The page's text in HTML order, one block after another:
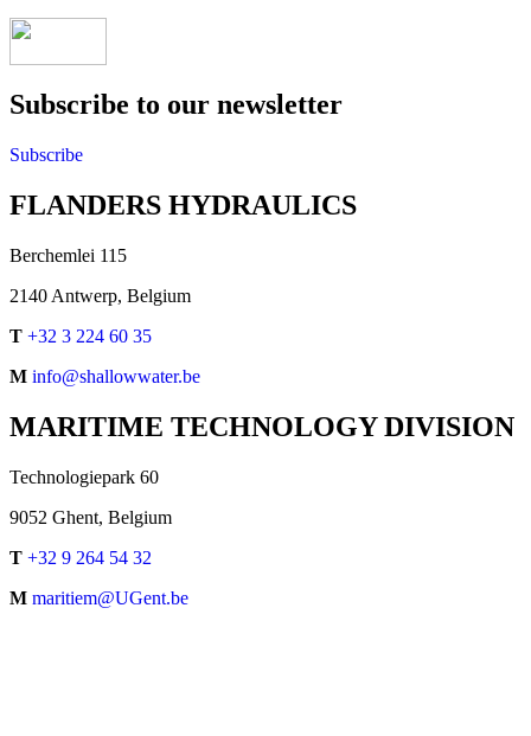
Subscribe to our newsletter
Subscribe
FLANDERS HYDRAULICS
Berchemlei 115
2140 Antwerp, Belgium
T +32 3 224 60 35
M info@shallowwater.be
MARITIME TECHNOLOGY DIVISION
Technologiepark 60
9052 Ghent, Belgium
T +32 9 264 54 32
M maritiem@UGent.be